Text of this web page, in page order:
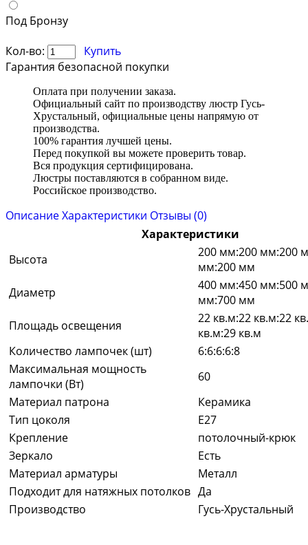
Под Бронзу
Кол-во:
Купить
Гарантия безопасной покупки
Оплата при получении заказа.
Официальный сайт по производству люстр Гусь-
Хрустальный, официальные цены напрямую от
производства.
100% гарантия лучшей цены.
Перед покупкой вы можете проверить товар.
Вся продукция сертифицирована.
Люстры поставляются в собранном виде.
Российское производство.
ОписаниеХарактеристики Отзывы (0)
Характеристики
Высота
200 мм:200 мм:200
мм:200 мм
Диаметр
400 мм:450 мм:500
мм:700 мм
Площадь освещения
22 кв.м:22 кв.м:22
кв.м:29 кв.м
Количество лампочек (шт)
6:6:6:6:8
Максимальная мощность
лампочки (Вт)
60
Материал патрона
Керамика
Тип цоколя
E27
Крепление
потолочный-крюк
Зеркало
Есть
Материал арматуры
Металл
Подходит для натяжных потолков Да
Производство
Гусь-Хрустальный